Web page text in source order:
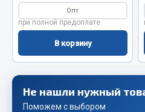
Весь раздел
Запчасти FAW
Подвеска
Двигатель
Опт
при полной предоплате
В корзину
Не нашли нужный
Поможем с выбором